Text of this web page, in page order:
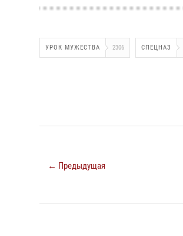
УРОК МУЖЕСТВА 2306 СПЕЦНАЗ
← Предыдущая